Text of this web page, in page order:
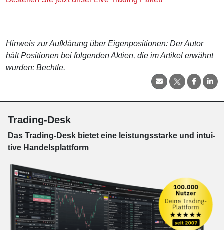
Hinweis zur Aufklärung über Eigenpositionen: Der Autor
hält Positionen bei folgenden Aktien, die im Artikel erwähnt
wurden: Bechtle.
Trading-Desk
Das Trading-Desk bie­tet eine leis­tungs­star­ke und in­tui­
tive Han­dels­platt­form